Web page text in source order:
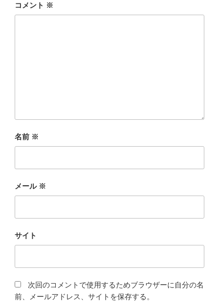
コメント ※
名前 ※
メール ※
サイト
次回のコメントで使用するためブラウザーに自分の名
前、メールアドレス、サイトを保存する。